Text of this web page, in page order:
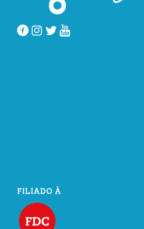
FILIADO À